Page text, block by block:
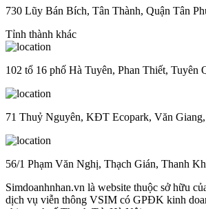
730 Lũy Bán Bích, Tân Thành, Quận Tân
Tỉnh thành khác
102 tổ 16 phố Hà Tuyên, Phan Thiết, Tuyên
71 Thuỷ Nguyên, KĐT Ecopark, Văn
56/1 Phạm Văn Nghị, Thạch Gián, Thanh
Simdoanhnhan.vn là website thuộc sở hữu
dịch vụ viễn thông VSIM có GPĐK kinh